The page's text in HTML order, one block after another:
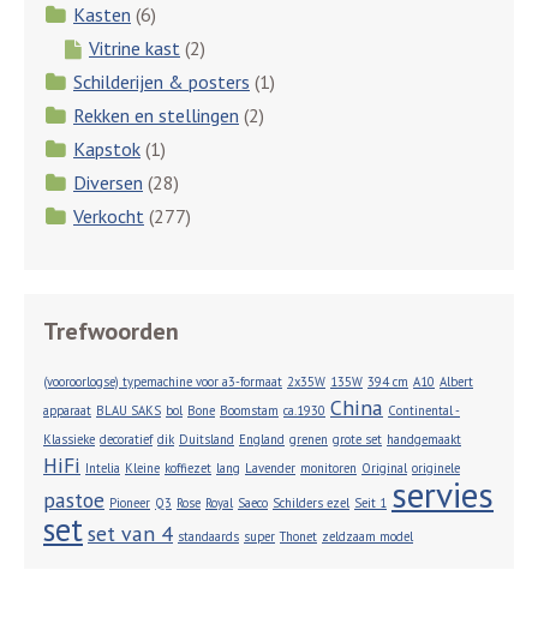
Kasten (6)
Vitrine kast (2)
Schilderijen & posters (1)
Rekken en stellingen (2)
Kapstok (1)
Diversen (28)
Verkocht (277)
Trefwoorden
(vooroorlogse) typemachine voor a3-formaat 2x35W 135W 394 cm A10 Albert
apparaat BLAU SAKS bol Bone Boomstam ca.1930 China Continental -
Klassieke decoratief dik Duitsland England grenen grote set handgemaakt
HiFi Intelia Kleine koffiezet lang Lavender monitoren Original originele
pastoe Pioneer Q3 Rose Royal Saeco Schilders ezel Seit 1 servies
setset van 4 standaards super Thonet zeldzaam model